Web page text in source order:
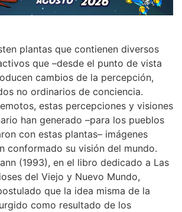
plantas que contienen diversos
que –desde el punto de vista
cambios de la percepción,
no ordinarios de conciencia.
estas percepciones y visiones
han generado –para los pueblos
con estas plantas– imágenes
conformado su visión del mundo.
(1993), en el libro dedicado a Las
del Viejo y Nuevo Mundo,
que la idea misma de la
como resultado de los